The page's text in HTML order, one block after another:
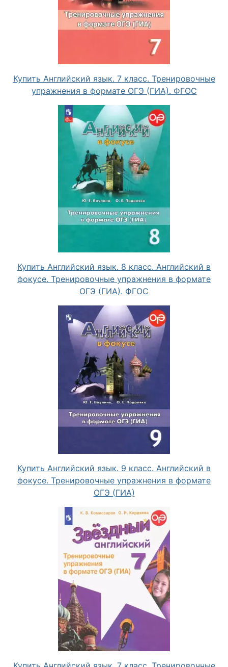
Купить Английский язык. 7 класс. Тренировочные
упражнения в формате ОГЭ (ГИА). ФГОС
Купить Английский язык. 8 класс. Английский в
фокусе. Тренировочные упражнения в формате
ОГЭ (ГИА). ФГОС
Купить Английский язык. 9 класс. Английский в
фокусе. Тренировочные упражнения в формате
ОГЭ (ГИА)